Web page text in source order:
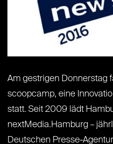
Am gestrigen Donnerstag
scoopcamp, eine
statt. Seit 2009 lädt
nextMedia.Hamburg –
Deutschen Presse-